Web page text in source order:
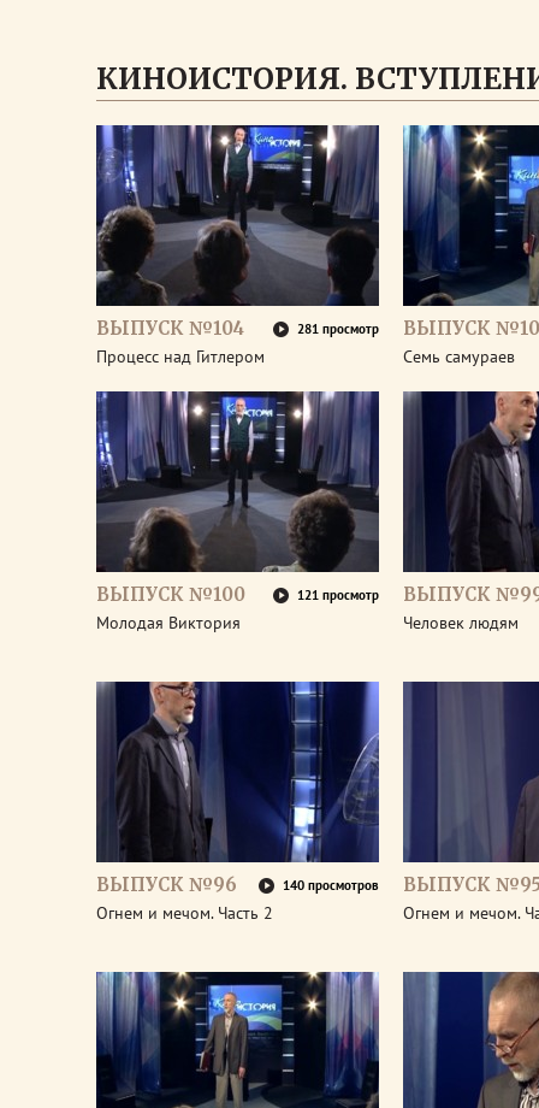
КИНОИСТОРИЯ.
ВЫПУСК №104 281 просмотр
Процесс над Гитлером
ВЫПУСК
Семь самураев
ВЫПУСК №100 121 просмотр
Молодая Виктория
ВЫПУСК
Человек людям
ВЫПУСК №96 140 просмотров
Огнем и мечом. Часть 2
ВЫПУСК
Огнем и мечом.